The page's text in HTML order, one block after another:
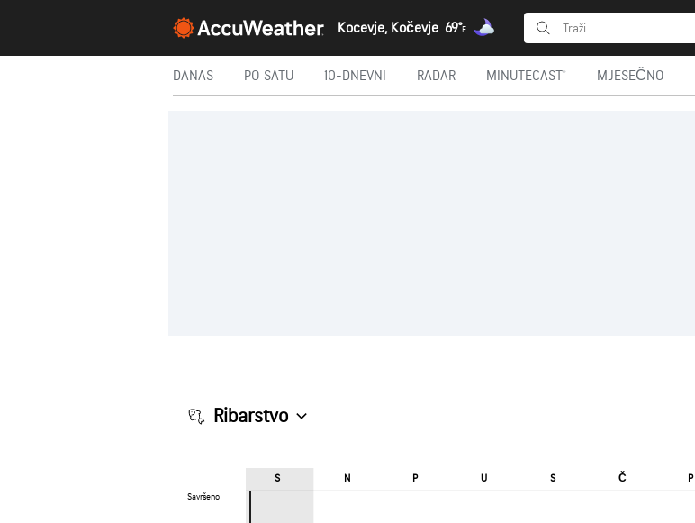
Kocevje, Kočevje 69°F
DANAS PO SATU 10-DNEVNI RADAR MINUTECAST® MJESEČNO
Ribarstvo
Savršeno
S N P U S Č P
Savršeno